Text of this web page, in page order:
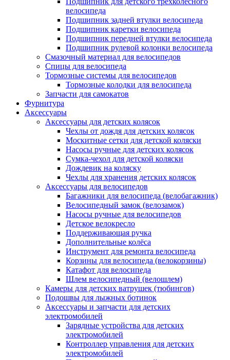
велосипеда
Подшипник задней втулки велосипеда
Подшипник каретки велосипеда
Подшипник передней втулки велосипеда
Подшипник рулевой колонки велосипеда
Смазочный материал для велосипедов
Спицы для велосипеда
Тормозные системы для велосипедов
Тормозные колодки для велосипеда
Запчасти для самокатов
Фурнитура
Аксессуары
Аксессуары для детских колясок
Чехлы от дождя для детских колясок
Москитные сетки для детской коляски
Насосы ручные для детских колясок
Сумка-чехол для детской коляски
Дождевик на коляску
Чехлы для хранения детских колясок
Аксессуары для велосипедов
Багажники для велосипеда (велобагажник)
Велосипедный замок (велозамок)
Насосы ручные для велосипедов
Детское велокресло
Поддерживающая ручка
Дополнительные колёса
Инструмент для ремонта велосипеда
Корзины для велосипеда (велокорзины)
Катафот для велосипеда
Шлем велосипедный (велошлем)
Камеры для детских ватрушек (тюбингов)
Подошвы для лыжных ботинок
Аксессуары и запчасти для детских
электромобилей
Зарядные устройства для детских
электромобилей
Контроллер управления для детских
электромобилей